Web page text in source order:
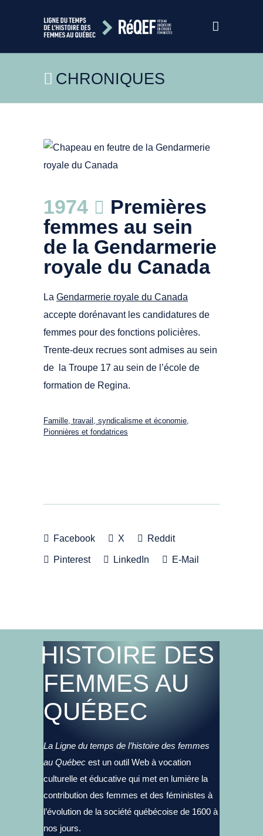
CHRONIQUES
Photo Jean-Pol Grandmont¸
1974
Premières
femmes au sein
de la Gendarmerie
royale du Canada
La Gendarmerie royale du Canada
accepte dorénavant les candidatures de
femmes pour des fonctions policières.
Trente-deux recrues sont admises au sein
de la Troupe 17 au sein de l’école de
formation de Regina.
Famille, travail, syndicalisme et économie,
Pionnières et fondatrices
Facebook X Reddit
Pinterest LinkedIn E-Mail
HISTOIRE DES
FEMMES AU
QUÉBEC
La Ligne du temps de l’histoire des femmes
au Québec est un outil Web à vocation
culturelle et éducative qui met en lumière la
contribution des femmes et des féministes à
l’évolution de la société québécoise de 1600 à
nos jours.